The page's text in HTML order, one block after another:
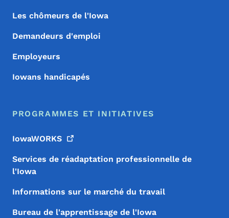
Les chômeurs de l'Iowa
Demandeurs d'emploi
Employeurs
Iowans handicapés
PROGRAMMES ET INITIATIVES
IowaWORKS
Services de réadaptation professionnelle de
l'Iowa
Informations sur le marché du travail
Bureau de l'apprentissage de l'Iowa